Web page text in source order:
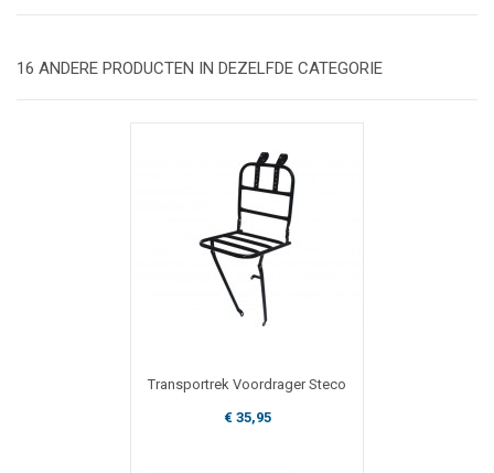
16 ANDERE PRODUCTEN IN DEZELFDE CATEGORIE
Transportrek Voordrager Steco
€ 35,95